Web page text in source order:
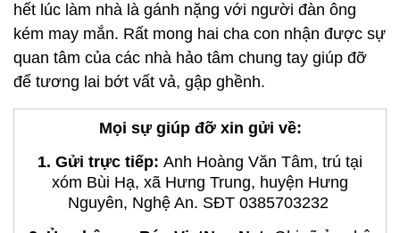
hết lúc làm nhà là gánh nặng với người đàn ông
kém may mắn. Rất mong hai cha con nhận được sự
quan tâm của các nhà hảo tâm chung tay giúp đỡ
để tương lai bớt vất vả, gập ghềnh.
Mọi sự giúp đỡ xin gửi về:
1. Gửi trực tiếp: Anh Hoàng Văn Tâm, trú tại
xóm Bùi Hạ, xã Hưng Trung, huyện Hưng
Nguyên, Nghệ An. SĐT 0385703232